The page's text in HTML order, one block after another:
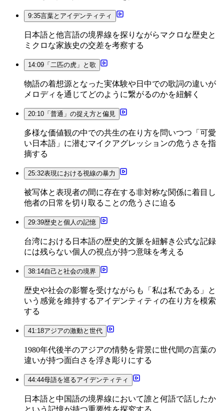
9:35言葉とアイデンティティ
日本語と他言語の境界線を探りながらマクロな歴史と
ミクロな家族史の交差を考察する
14:09 「二匹の虎」と歌
物語の着想源となった実体験や日中での歌詞の違いが
メロディを通じてどのように繋がるのかを紐解く
20:10 「普通」の捉え方と偏見
多様な価値観の中での共生の在り方を問いつつ「可愛
い日本語」に潜むマイクアグレッションの危うさを指
摘する
25:32表現における視線の暴力
被写体と表現者の間に存在する非対称な関係に着目し
他者の日常を切り取ることの危うさに迫る
29:39歴史と個人の記憶
台湾における日本語の歴史的文脈を紐解き公式な記録
には残らない個人の視点が持つ意味を考える
38:14自己と社会の境界
歴史や社会の影響を受けながらも「私は私である」と
いう感覚を維持するアイデンティティの在り方を模索
する
41:18アジアの激動と世代
1980年代後半のアジアの情勢を背景に世代間の言葉の
違いが持つ面白さを浮き彫りにする
44:44母語を巡るアイデンティティ
日本語と中国語の境界線において誰と何語で話したか